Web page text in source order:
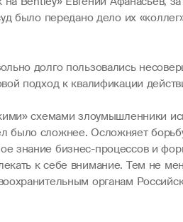
было передано дело их
долго пользовались
подход к квалификации
схемами злоумышленники
сложнее. Осложняет
знание бизнес-процессов и
к себе внимание. Тем не
органам